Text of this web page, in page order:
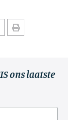
ons laatste